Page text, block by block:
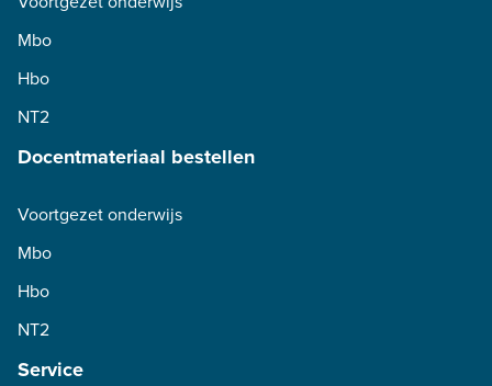
Mbo
Hbo
NT2
Docentmateriaal bestellen
Voortgezet onderwijs
Mbo
Hbo
NT2
Service